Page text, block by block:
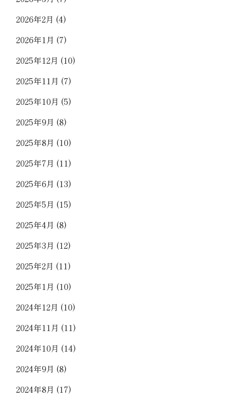
2026年2月 (4)
2026年1月 (7)
2025年12月 (10)
2025年11月 (7)
2025年10月 (5)
2025年9月 (8)
2025年8月 (10)
2025年7月 (11)
2025年6月 (13)
2025年5月 (15)
2025年4月 (8)
2025年3月 (12)
2025年2月 (11)
2025年1月 (10)
2024年12月 (10)
2024年11月 (11)
2024年10月 (14)
2024年9月 (8)
2024年8月 (17)